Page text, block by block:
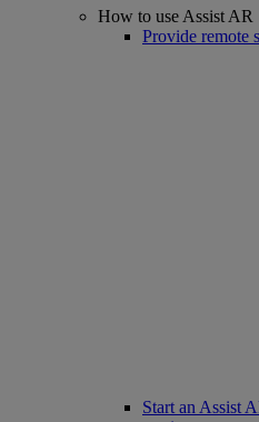
How to use Assist AR
Provide remote
Start an Assist